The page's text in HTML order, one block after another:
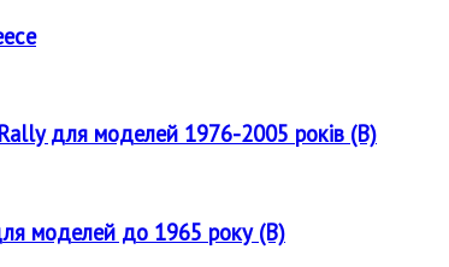
для моделей 1976-2005 років (B)
моделей до 1965 року (B)